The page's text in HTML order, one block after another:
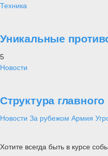
Техника
Уникальные
5
Новости
Структура
Новости За рубежом Армия
Хотите всегда быть в курсе